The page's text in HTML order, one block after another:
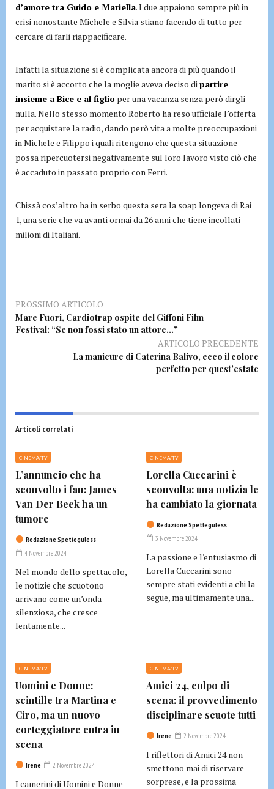
d’amore tra Guido e Mariella. I due appaiono sempre più in
crisi nonostante Michele e Silvia stiano facendo di tutto per
cercare di farli riappacificare.
Infatti la situazione si è complicata ancora di più quando il
marito si è accorto che la moglie aveva deciso di partire
insieme a Bice e al figlio per una vacanza senza però dirgli
nulla. Nello stesso momento Roberto ha reso ufficiale l’offerta
per acquistare la radio, dando però vita a molte preoccupazioni
in Michele e Filippo i quali ritengono che questa situazione
possa ripercuotersi negativamente sul loro lavoro visto ciò che
è accaduto in passato proprio con Ferri.
Chissà cos’altro ha in serbo questa sera la soap longeva di Rai
1, una serie che va avanti ormai da 26 anni che tiene incollati
milioni di Italiani.
PROSSIMO ARTICOLO
Mare Fuori, Cardiotrap ospite del Giffoni Film
Festival: “Se non fossi stato un attore…”
ARTICOLO PRECEDENTE
La manicure di Caterina Balivo, ecco il colore
perfetto per quest’estate
Articoli correlati
CINEMA/TV
L’annuncio che ha
sconvolto i fan: James
Van Der Beek ha un
tumore
Redazione Spetteguless
4 Novembre 2024
Nel mondo dello spettacolo,
le notizie che scuotono
arrivano come un’onda
silenziosa, che cresce
lentamente...
CINEMA/TV
Lorella Cuccarini è
sconvolta: una notizia le
ha cambiato la giornata
Redazione Spetteguless
3 Novembre 2024
La passione e l'entusiasmo di
Lorella Cuccarini sono
sempre stati evidenti a chi la
segue, ma ultimamente una...
CINEMA/TV
Uomini e Donne:
scintille tra Martina e
Ciro, ma un nuovo
corteggiatore entra in
scena
Irene 2 Novembre 2024
I camerini di Uomini e Donne
CINEMA/TV
Amici 24, colpo di
scena: il provvedimento
disciplinare scuote tutti
Irene 2 Novembre 2024
I riflettori di Amici 24 non
smettono mai di riservare
sorprese, e la prossima